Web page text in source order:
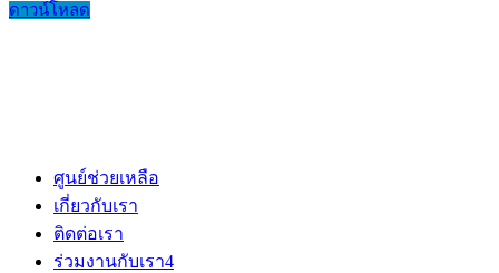
ดาวน์โหลด
ศูนย์ช่วยเหลือ
เกี่ยวกับเรา
ติดต่อเรา
ร่วมงานกับเรา4